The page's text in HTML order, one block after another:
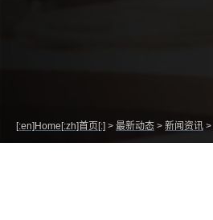
[:en]Home[:zh]首页[:] > 最新动态 > 新闻资讯 >